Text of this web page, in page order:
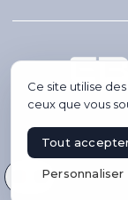
Sélectionnez
Copyright
Location de jet
Ce site utilise
ceux que vous
Tout
Personnaliser